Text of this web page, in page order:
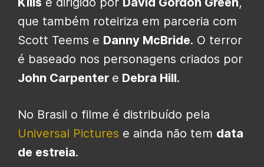
que também roteiriza em parceria com
Scott Teems e Danny McBride. O terror
é baseado nos personagens criados por
John Carpenter e Debra Hill.
No Brasil o filme é distribuído pela
Universal Pictures e ainda não tem data
de estreia.